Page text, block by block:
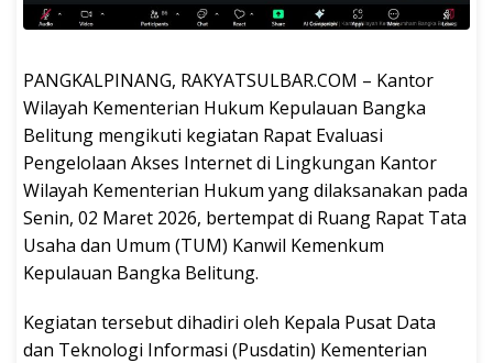
PANGKALPINANG, RAKYATSULBAR.COM – Kantor
Wilayah Kementerian Hukum Kepulauan Bangka
Belitung mengikuti kegiatan Rapat Evaluasi
Pengelolaan Akses Internet di Lingkungan Kantor
Wilayah Kementerian Hukum yang dilaksanakan pada
Senin, 02 Maret 2026, bertempat di Ruang Rapat Tata
Usaha dan Umum (TUM) Kanwil Kemenkum
Kepulauan Bangka Belitung.
Kegiatan tersebut dihadiri oleh Kepala Pusat Data
dan Teknologi Informasi (Pusdatin) Kementerian